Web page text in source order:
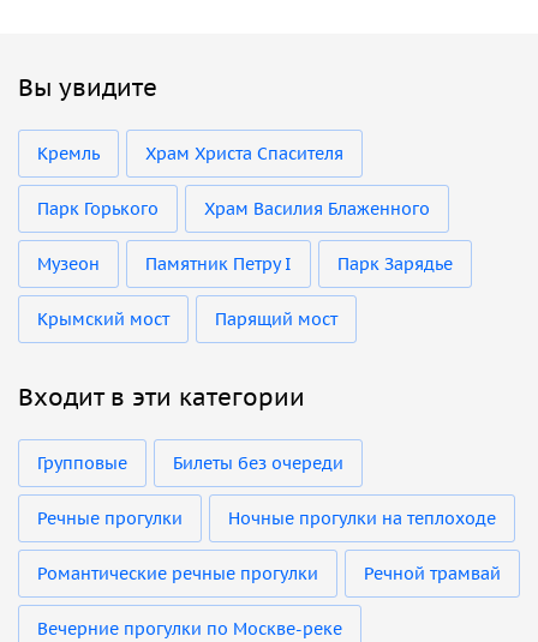
Вы увидите
Кремль Храм Христа Спасителя
Парк Горького Храм Василия Блаженного
Музеон Памятник Петру I Парк Зарядье
Крымский мост Парящий мост
Входит в эти категории
Групповые Билеты без очереди
Речные прогулки Ночные прогулки на теплоходе
Романтические речные прогулки Речной трамвай
Вечерние прогулки по Москве-реке